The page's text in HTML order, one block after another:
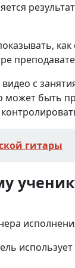
с
быть
гитары